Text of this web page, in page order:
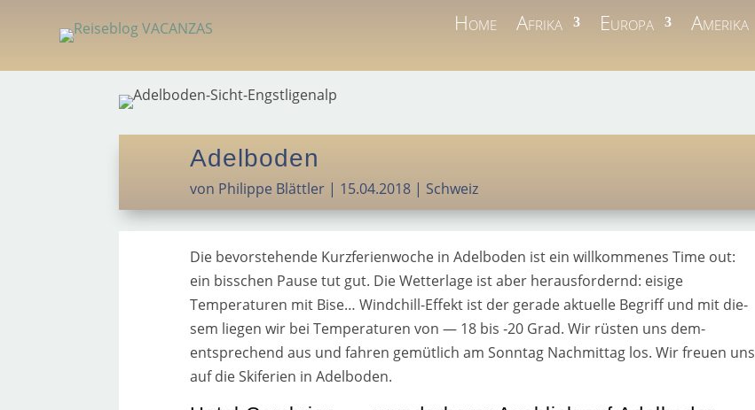
Home Afrika Europa Amerika
Adelboden
von Philippe Blättler | 15.04.2018 | Schweiz
Die bevor­ste­hen­de Kurzferienwoche in Adelboden ist ein will­kom­me­nes Time out:
ein biss­chen Pause tut gut. Die Wetterlage ist aber her­aus­for­dernd: eisi­ge
Temperaturen mit Bise… Windchill-Effekt ist der gera­de aktu­el­le Begriff und mit die­
sem lie­gen wir bei Temperaturen von — 18 bis ‑20 Grad. Wir rüs­ten uns dem­
entspre­chend aus und fah­ren gemüt­lich am Sonntag Nachmittag los. Wir freu­en uns
auf die Skiferien in Adelboden.